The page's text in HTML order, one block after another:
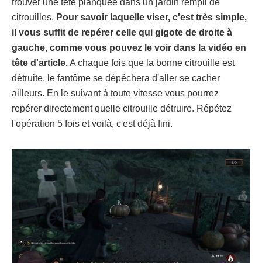
citrouilles. Pour savoir laquelle viser, c'est très simple,
il vous suffit de repérer celle qui gigote de droite à
gauche, comme vous pouvez le voir dans la vidéo en
tête d'article.A chaque fois que la bonne citrouille est
détruite, le fantôme se dépêchera d'aller se cacher
ailleurs. En le suivant à toute vitesse vous pourrez
repérer directement quelle citrouille détruire. Répétez
l'opération 5 fois et voilà, c'est déjà fini.